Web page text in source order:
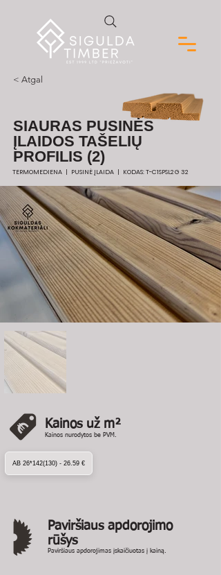
SIAURAS PUSINĖS
ĮLAIDOS TAŠELIŲ
PROFILIS (2)
< Atgal
TERMOMEDIENA | PUSINĖ ĮLAIDA | KODAS: T-C1SPSL2 G 32
Kainos už m²
Kainos nurodytos be PVM.
AB 26*142(130) - 26.59 €
Paviršiaus apdorojimo
rūšys
Paviršiaus apdorojimas įskaičiuotas į kainą.